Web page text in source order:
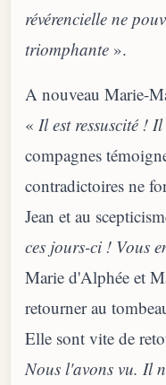
révérencielle ne
triomphante ».
A nouveau Marie-
« Il est ressuscité ! Il
compagnes
contradictoires ne
Jean et au
ces jours-ci ! Vous
Marie d'Alphée et
retourner au
Elle sont vite de
Nous l'avons vu. Il